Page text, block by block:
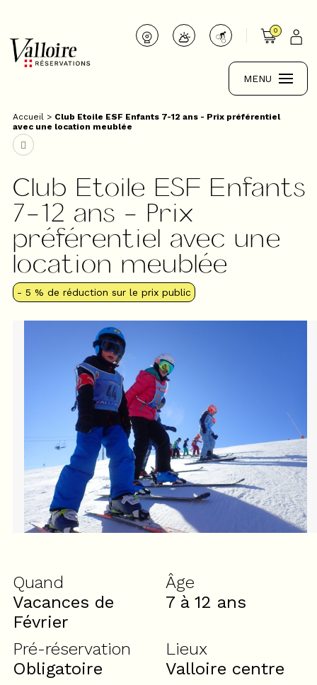
0
MENU
Accueil > Club Etoile ESF Enfants 7-12 ans - Prix préférentiel
avec une location meublée
Club Etoile ESF Enfants
7-12 ans - Prix
préférentiel avec une
location meublée
- 5 % de réduction sur le prix public
Quand
Vacances de
Février
Âge
7 à 12 ans
Pré-réservation
Obligatoire
Lieux
Valloire centre